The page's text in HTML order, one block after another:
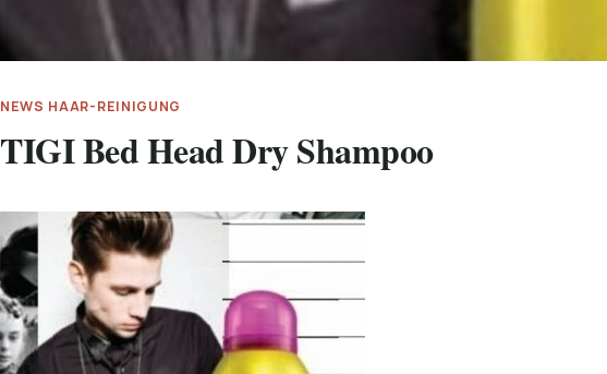
NEWS HAAR-REINIGUNG
TIGI Bed Head Dry Shampoo